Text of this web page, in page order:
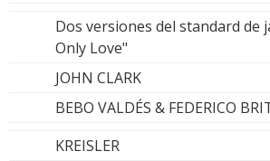
Dos versiones del standard de
Only Love"
JOHN CLARK
BEBO VALDÉS & FEDERICO
KREISLER